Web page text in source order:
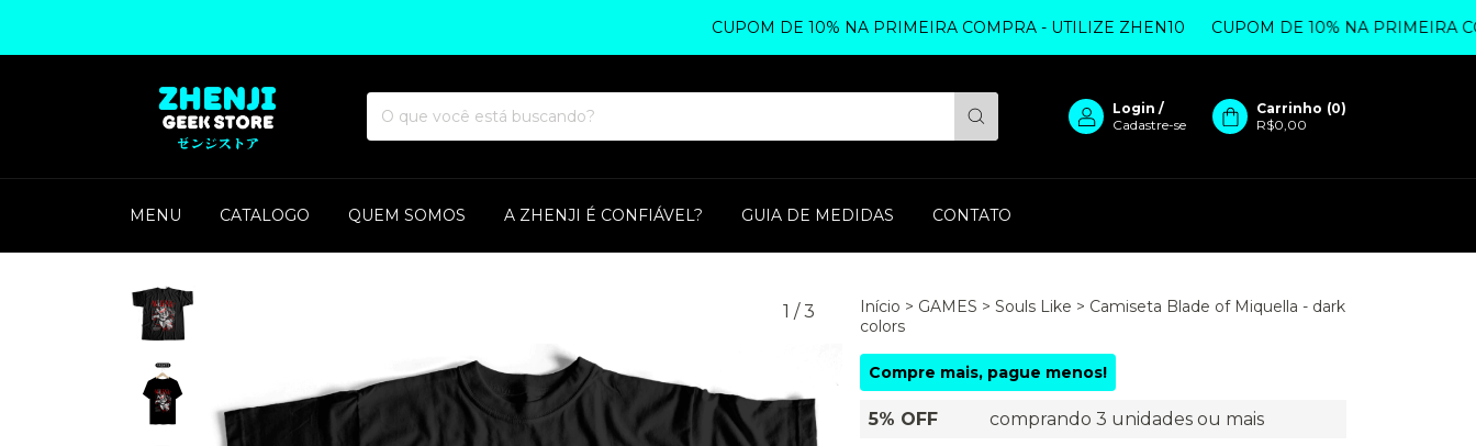
CUPOM DE 10% NA PRIMEIRA COMPRA - UTILIZE ZHEN10 CUPOM DE 10% NA PRIMEIRA
Login /
Cadastre-se
Carrinho (0)
R$0,00
MENU CATALOGO QUEM SOMOS A ZHENJI É CONFIÁVEL? GUIA DE MEDIDAS CONTATO
1 /3 Início > GAMES > Souls Like > Camiseta Blade of Miquella - dark
colors
Compre mais, pague menos!
5% OFF
comprando 3 unidades ou mais